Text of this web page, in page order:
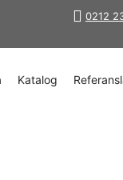
0212
Katalog